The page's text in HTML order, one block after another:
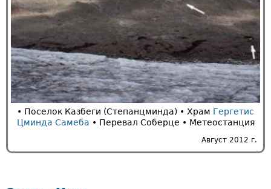
• Поселок Казбеги (Степанцминда) • Храм Гергетис
Цминда Самеба • Перевал Соберце • Метеостанция
Август 2012 г.